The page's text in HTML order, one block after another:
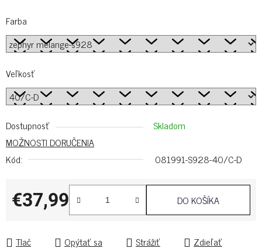
Farba
Veľkosť
Dostupnosť
Skladom
MOŽNOSTI DORUČENIA
Kód:
081991-S928-40/C-D
€37,99
Jednotková cena:
DO KOŠÍKA
Tlač Opýtať sa Strážiť Zdieľať